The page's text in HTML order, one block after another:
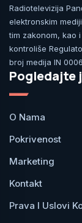
Radiotelevizija
elektronskim
tim zakonom, kao
kontroliše
broj medija IN
Pogledajte
O Nama
Pokrivenost
Marketing
Kontakt
Prava I Uslovi